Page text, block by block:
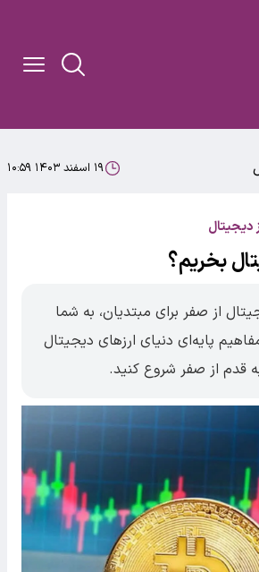
۱۹ اسفند ۱۴۰۳ ۱۰:۵۹
دیجیتال
بخریم؟
از صفر برای مبتدیان، به شما
پایه‌ای دنیای ارزهای دیجیتال
قدم از صفر شروع کنید.